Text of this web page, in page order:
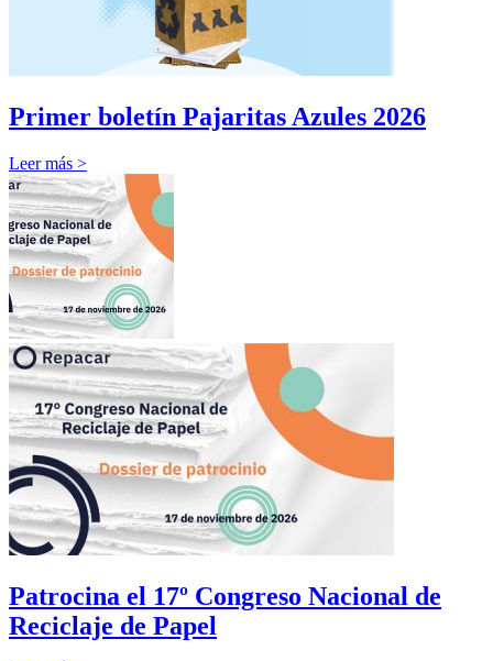
Primer boletín Pajaritas Azules 2026
Leer más >
Patrocina el 17º Congreso Nacional de
Reciclaje de Papel